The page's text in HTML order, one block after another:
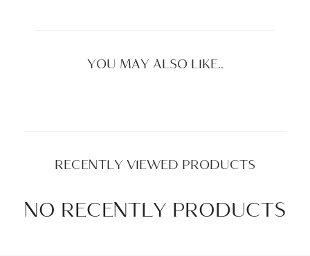
YOU MAY ALSO LIKE..
RECENTLY VIEWED PRODUCTS
NO RECENTLY PRODUCTS